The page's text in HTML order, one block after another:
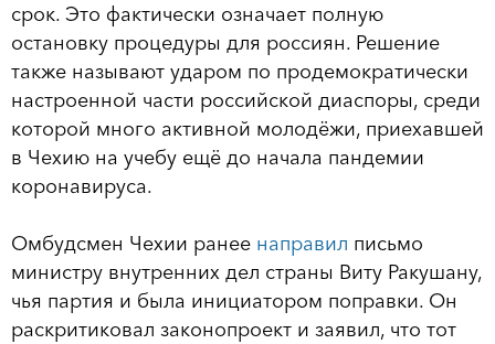
срок. Это фактически означает полную
остановку процедуры для россиян. Решение
также называют ударом по продемократически
настроенной части российской диаспоры, среди
которой много активной молодёжи, приехавшей
в Чехию на учебу ещё до начала пандемии
коронавируса.
Омбудсмен Чехии ранее направил письмо
министру внутренних дел страны Виту Ракушану,
чья партия и была инициатором поправки. Он
раскритиковал законопроект и заявил, что тот